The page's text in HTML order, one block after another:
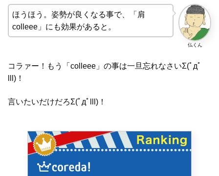
仏くん
ほうほう。姿勢が良くなる事で、「肩
colleee」にも効果があると。
コラァー！もう「colleee」の事は一旦忘れなさいΣ(ﾟдﾟ
lll)！
言いたいだけだろΣ(ﾟдﾟlll)！